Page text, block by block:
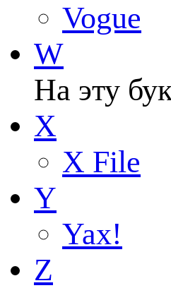
Vogue
W
На эту
X
X File
Y
Yax!
Z